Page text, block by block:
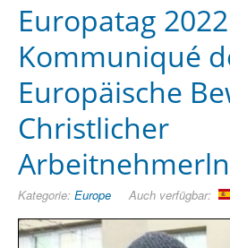
Europatag
Kommuniqué
Europäische
Christlicher
Kategorie: Europe Auch verfügbar: